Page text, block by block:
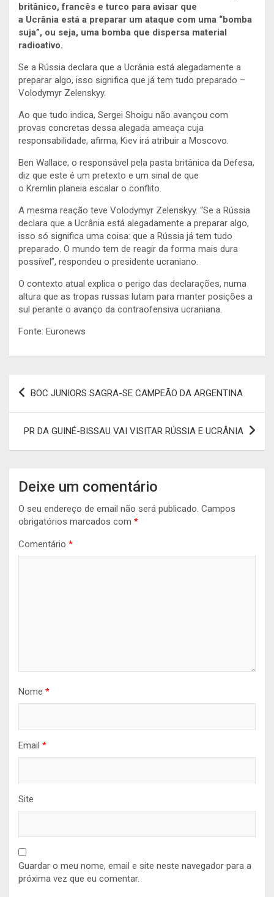
britânico, francês e turco para avisar que
a Ucrânia está a preparar um ataque com uma “bomba
suja”, ou seja, uma bomba que dispersa material
radioativo.
Se a Rússia declara que a Ucrânia está alegadamente a
preparar algo, isso significa que já tem tudo preparado –
Volodymyr Zelenskyy.
Ao que tudo indica, Sergei Shoigu não avançou com
provas concretas dessa alegada ameaça cuja
responsabilidade, afirma, Kiev irá atribuir a Moscovo.
Ben Wallace, o responsável pela pasta britânica da Defesa,
diz que este é um pretexto e um sinal de que
o Kremlin planeia escalar o conflito.
A mesma reação teve Volodymyr Zelenskyy. “Se a Rússia
declara que a Ucrânia está alegadamente a preparar algo,
isso só significa uma coisa: que a Rússia já tem tudo
preparado. O mundo tem de reagir da forma mais dura
possível”, respondeu o presidente ucraniano.
O contexto atual explica o perigo das declarações, numa
altura que as tropas russas lutam para manter posições a
sul perante o avanço da contraofensiva ucraniana.
Fonte: Euronews
Navegação
BOC JUNIORS SAGRA-SE CAMPEÃO DA ARGENTINA
PR DA GUINÉ-BISSAU VAI VISITAR RÚSSIA E UCRÂNIA
Deixe um comentário
O seu endereço de email não será publicado. Campos
obrigatórios marcados com *
Comentário *
Nome *
Email *
Site
Guardar o meu nome, email e site neste navegador para a
próxima vez que eu comentar.